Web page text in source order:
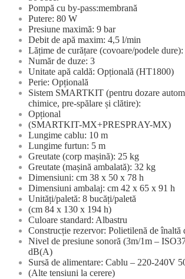
Pompă cu by-pass:membrană
Putere: 80 W
Presiune maximă: 9 bar
Debit de apă maxim: 4,5 l/min
Lățime de curățare (covoare/podele
Număr de duze: 3
Unitate apă caldă: Opțională (HT1800)
Perie: Opțională
Sistem SMARTKIT (pentru dozare
chimice, pre-spălare și clătire):
Opțional
(SMARTKIT-MX+PRESPRAY-MX)
Lungime cablu: 10 m
Lungime furtun: 5 m
Greutate (corp mașină): 25 kg
Greutate (mașină ambalată): 32 kg
Dimensiuni: cm 38 x 50 x 78 h
Dimensiuni ambalaj: cm 42 x 65 x 91 h
Unități/paletă: 8 bucăți/paletă
(cm 84 x 130 x 194 h)
Culoare standard: Albastru
Construcție rezervor: Polietilenă de înaltă
Nivel de presiune sonoră (3m/1m –
dB(A)
Sursă de alimentare: Cablu – 220-240V
(Alte tensiuni la cerere)